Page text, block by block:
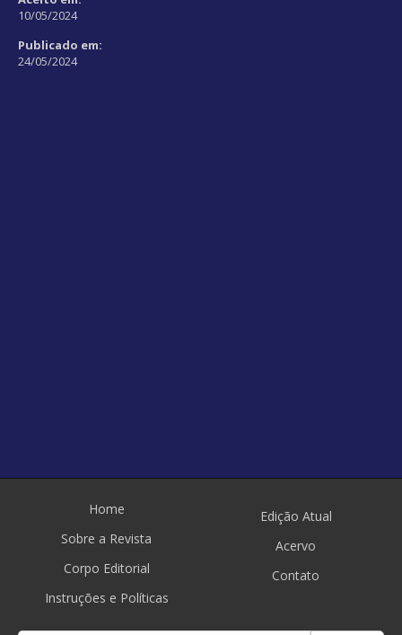
10/05/2024
Publicado em:
24/05/2024
Home
Sobre a Revista
Corpo Editorial
Instruções e Políticas
Edição Atual
Acervo
Contato